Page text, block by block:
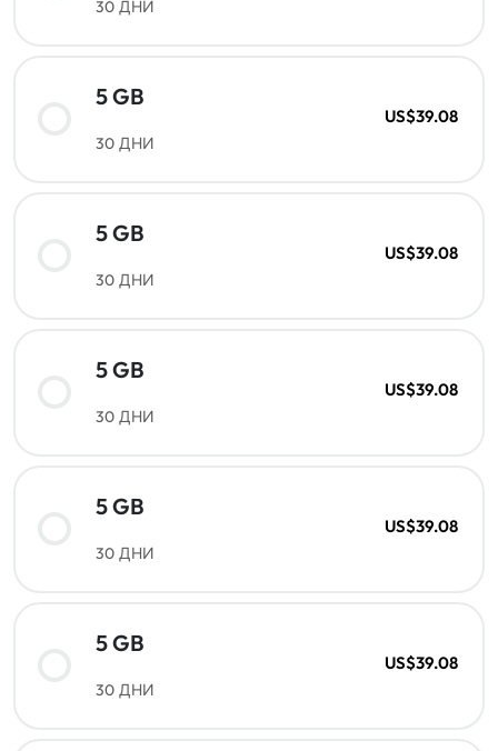
30 ДНИ
5 GB
30 ДНИ
US$39.08
5 GB
30 ДНИ
US$39.08
5 GB
30 ДНИ
US$39.08
5 GB
30 ДНИ
US$39.08
5 GB
30 ДНИ
US$39.08